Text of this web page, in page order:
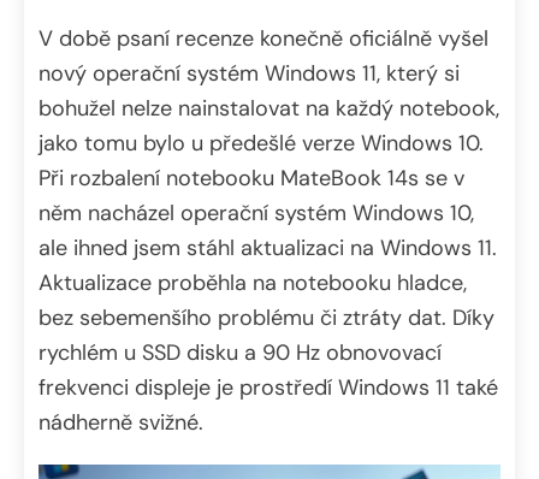
V době psaní recenze konečně oficiálně vyšel
nový operační systém Windows 11, který si
bohužel nelze nainstalovat na každý notebook,
jako tomu bylo u předešlé verze Windows 10.
Při rozbalení notebooku MateBook 14s se v
něm nacházel operační systém Windows 10,
ale ihned jsem stáhl aktualizaci na Windows 11.
Aktualizace proběhla na notebooku hladce,
bez sebemenšího problému či ztráty dat. Díky
rychlém u SSD disku a 90 Hz obnovovací
frekvenci displeje je prostředí Windows 11 také
nádherně svižné.